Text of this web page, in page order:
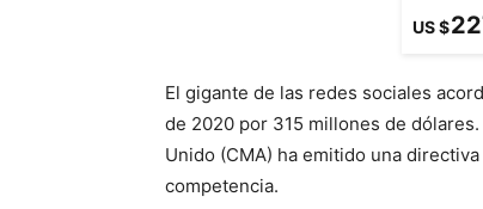
US $
El gigante de las redes sociales
de 2020 por 315 millones de
Unido (CMA) ha emitido una
competencia.